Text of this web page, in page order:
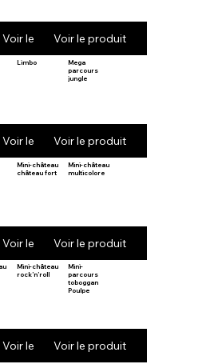
Voir le produitVoir le produit
Limbo
Voir le produit
Mega
parcours
jungle
Voir le produit
Mini-château
château fort
Voir le produit
Mini-château
multicolore
Voir le produit
Mini-château
rock’n’roll
Voir le produit
Mini-
parcours
toboggan
Poulpe
Voir le produit